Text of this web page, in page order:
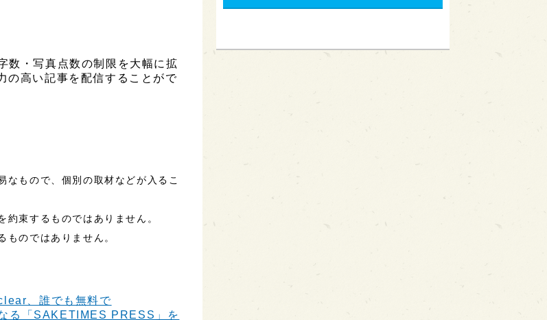
・写真点数の制限を大幅に拡
の高い記事を配信することがで
なもので、個別の取材などが入るこ
束するものではありません。
ものではありません。
、誰でも無料で
る「SAKETIMES PRESS」を